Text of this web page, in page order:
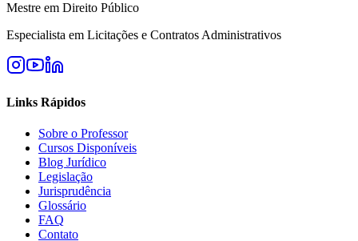
Mestre em Direito Público
Especialista em Licitações e Contratos Administrativos
Links Rápidos
Sobre o Professor
Cursos Disponíveis
Blog Jurídico
Legislação
Jurisprudência
Glossário
FAQ
Contato